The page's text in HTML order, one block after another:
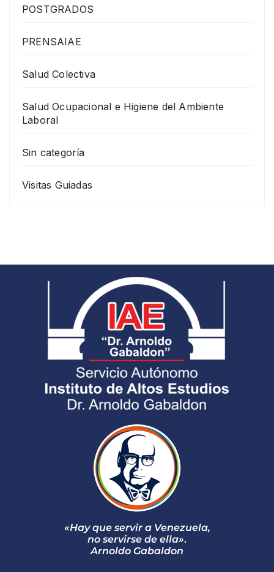
POSTGRADOS
PRENSAIAE
Salud Colectiva
Salud Ocupacional e Higiene del Ambiente
Laboral
Sin categoría
Visitas Guiadas
«Hay que servir a Venezuela,
no servirse de ella».
Arnoldo Gabaldon